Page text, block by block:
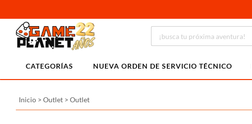
CATEGORÍAS NUEVA ORDEN DE SERVICIO TÉCNICO
Inicio > Outlet > Outlet